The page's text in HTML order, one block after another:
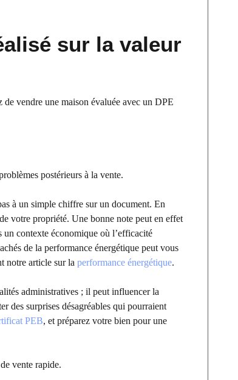
sur la valeur
vendre une maison évaluée avec un DPE
postérieurs à la vente.
à un simple chiffre sur un document. En
votre propriété. Une bonne note peut en effet
un contexte économique où l’efficacité
de la performance énergétique peut vous
notre article sur la performance énergétique.
administratives ; il peut influencer la
des surprises désagréables qui pourraient
PEB, et préparez votre bien pour une
vente rapide.